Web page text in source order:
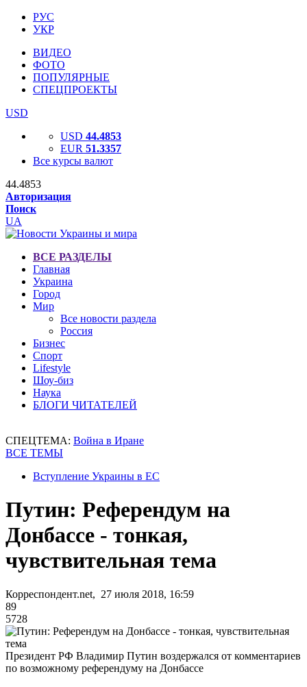
РУС
УКР
ВИДЕО
ФОТО
ПОПУЛЯРНЫЕ
СПЕЦПРОЕКТЫ
USD
USD 44.4853
EUR 51.3357
Все курсы валют
44.4853
Авторизация
Поиск
UA
ВСЕ РАЗДЕЛЫ
Главная
Украина
Город
Мир
Все новости раздела
Россия
Бизнес
Спорт
Lifestyle
Шоу-биз
Наука
БЛОГИ ЧИТАТЕЛЕЙ
СПЕЦТЕМА: Война в Иране
ВСЕ ТЕМЫ
Вступление Украины в ЕС
Путин: Референдум на
Донбассе - тонкая,
чувствительная тема
Корреспондент.net, 27 июля 2018, 16:59
89
5728
Президент РФ Владимир Путин воздержался от комментариев
по возможному референдуму на Донбассе